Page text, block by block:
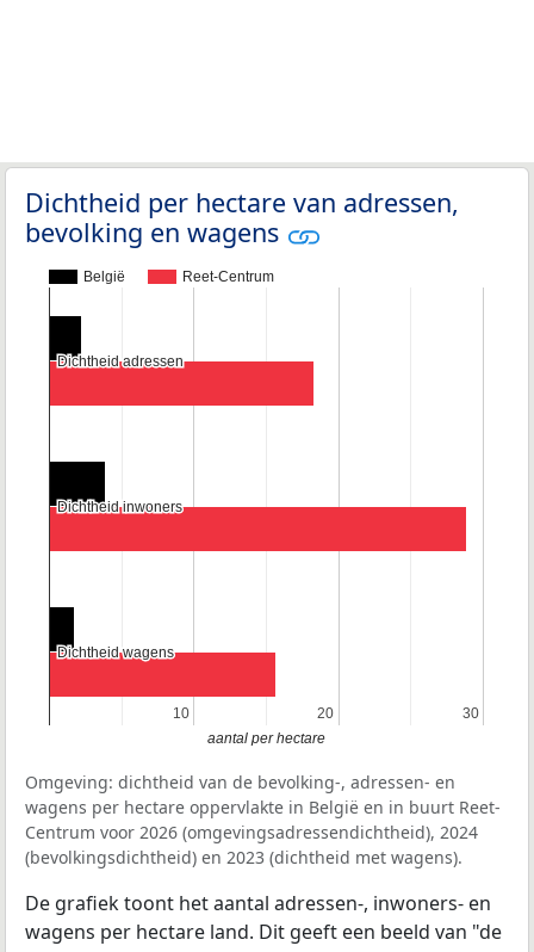
Dichtheid per hectare van adressen,
bevolking en wagens
België Reet-Centrum
10
10 20
20 30
30
Dichtheid adressen
Dichtheid adressen
Dichtheid inwoners
Dichtheid inwoners
Dichtheid wagens
Dichtheid wagens
aantal per hectare
Omgeving: dichtheid van de bevolking-, adressen- en
wagens per hectare oppervlakte in België en in buurt Reet-
Centrum voor 2026 (omgevingsadressendichtheid), 2024
(bevolkingsdichtheid) en 2023 (dichtheid met wagens).
De grafiek toont het aantal adressen-, inwoners- en
wagens per hectare land. Dit geeft een beeld van "de